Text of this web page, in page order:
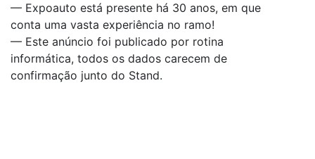
— Expoauto está presente há 30 anos, em que
conta uma vasta experiência no ramo!
— Este anúncio foi publicado por rotina
informática, todos os dados carecem de
confirmação junto do Stand.